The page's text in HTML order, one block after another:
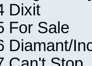
Dixit
For Sale
Diamant/